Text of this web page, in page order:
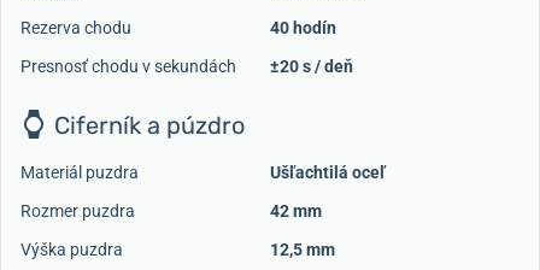
Rezerva chodu
40 hodín
Presnosť chodu v sekundách
±20 s / deň
Ciferník a púzdro
Materiál puzdra
Ušľachtilá oceľ
Rozmer puzdra
42 mm
Výška puzdra
12,5 mm